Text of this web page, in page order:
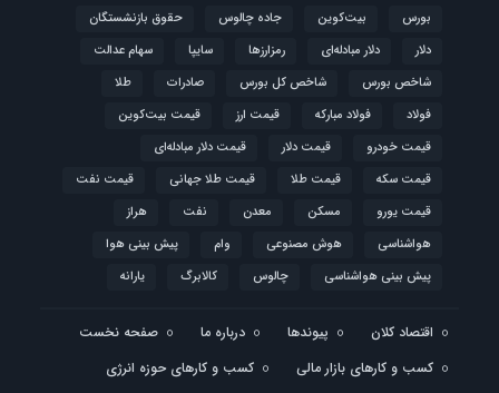
بورس
بیت‌کوین جاده چالوس
حقوق بازنشستگان
دلار
دلار مبادله‌ای رمزارزها سایپا
سهام عدالت
شاخص بورس
شاخص کل بورس صادرات
طلا
فولاد
فولاد مبارکه قیمت ارز
قیمت بیت‌کوین
قیمت خودرو
قیمت دلار
قیمت دلار مبادله‌ای
قیمت سکه
قیمت طلا قیمت طلا جهانی
قیمت نفت
قیمت یورو
مسکن معدن نفت
هراز
هواشناسی
هوش مصنوعی وام
پیش بینی هوا
پیش بینی هواشناسی
چالوس کالابرگ یارانه
اقتصاد کلان پیوندها درباره ما
صفحه نخست
کسب و کارهای بازار مالی
کسب و کارهای حوزه انرژی